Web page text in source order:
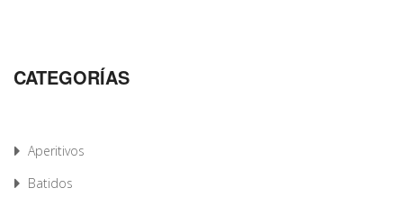
CATEGORÍAS
Aperitivos
Batidos